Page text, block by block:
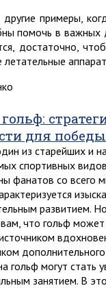
примеры,
помочь в важных
достаточно,
летательные
для победы
из старейших и
спортивных
фанатов со всего
развитием.
что гольф может
гольф могут стать
занятием. В